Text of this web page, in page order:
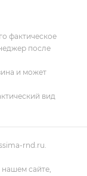
фактическое
после
и может
вид
rnd.ru.
сайте,